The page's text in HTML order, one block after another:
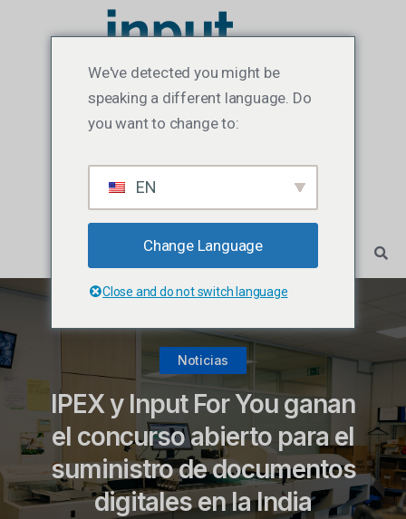
Noticias
IPEX y Input For You ganan
el concurso abierto para el
suministro de documentos
digitales en la India
We've detected you might be
speaking a different language. Do
you want to change to:
EN
Change Language
Close and do not switch language